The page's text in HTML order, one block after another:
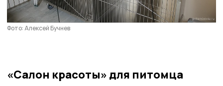
Фото: Алексей Бучнев
«Салон красоты» для питомца